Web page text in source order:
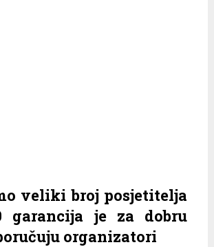
veliki broj posjetitelja
garancija je za dobru
organizatori